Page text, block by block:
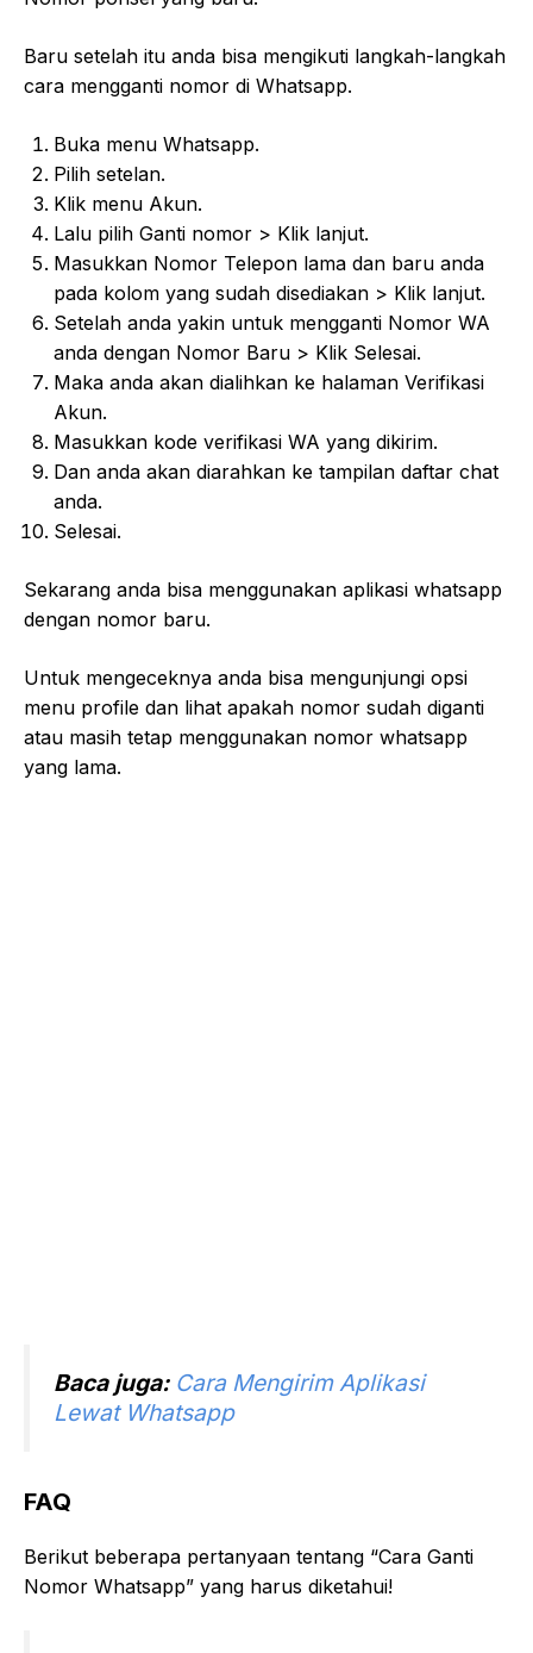
Baru setelah itu anda bisa mengikuti langkah-langkah
cara mengganti nomor di Whatsapp.
Buka menu Whatsapp.
Pilih setelan.
Klik menu Akun.
Lalu pilih Ganti nomor > Klik lanjut.
Masukkan Nomor Telepon lama dan baru anda
pada kolom yang sudah disediakan > Klik lanjut.
Setelah anda yakin untuk mengganti Nomor WA
anda dengan Nomor Baru > Klik Selesai.
Maka anda akan dialihkan ke halaman Verifikasi
Akun.
Masukkan kode verifikasi WA yang dikirim.
Dan anda akan diarahkan ke tampilan daftar chat
anda.
Selesai.
Sekarang anda bisa menggunakan aplikasi whatsapp
dengan nomor baru.
Untuk mengeceknya anda bisa mengunjungi opsi
menu profile dan lihat apakah nomor sudah diganti
atau masih tetap menggunakan nomor whatsapp
yang lama.
Baca juga: Cara Mengirim Aplikasi
Lewat Whatsapp
FAQ
Berikut beberapa pertanyaan tentang “Cara Ganti
Nomor Whatsapp” yang harus diketahui!